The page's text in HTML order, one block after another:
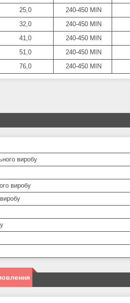
25,0 240-450 MIN
32,0 240-450 MIN
41,0 240-450 MIN
51,0 240-450 MIN
76,0 240-450 MIN
виробу
виробу